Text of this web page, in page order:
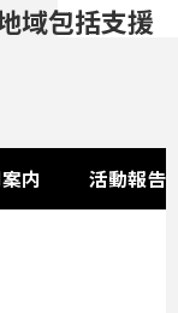
域包括支援
内 活動報告